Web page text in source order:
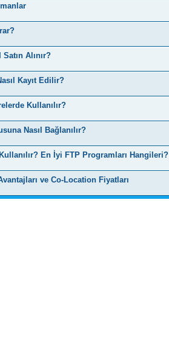
Alınır?
Kayıt Edilir?
Kullanılır?
Nasıl Bağlanılır?
En İyi FTP Programları Hangileri?
ve Co-Location Fiyatları